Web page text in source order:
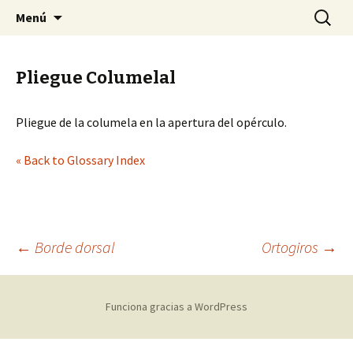
SMACH
Sociedad Malacológica de Chile
Menú Buscar:
Pliegue Columelal
Pliegue de la columela en la apertura del opérculo.
« Back to Glossary Index
Navegación
de
← Borde dorsal Ortogiros →
Funciona gracias a WordPress